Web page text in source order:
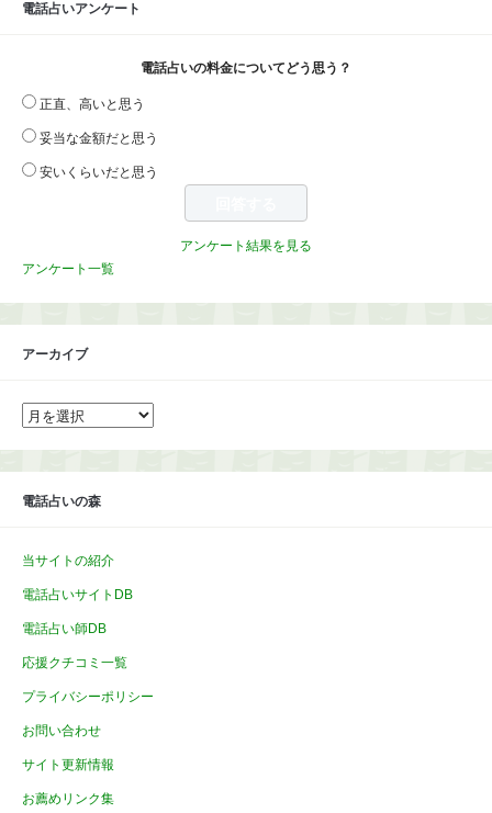
電話占いアンケート
電話占いの料金についてどう思う？
正直、高いと思う
妥当な金額だと思う
安いくらいだと思う
アンケート結果を見る
アンケート一覧
アーカイブ
ア
ー
イ
電話占いの森
当サイトの紹介
電話占いサイトDB
電話占い師DB
応援クチコミ一覧
プライバシーポリシー
お問い合わせ
サイト更新情報
お薦めリンク集